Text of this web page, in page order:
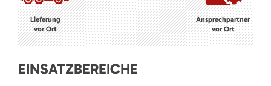
Lieferung
vor Ort
Ansprechpartner
vor Ort
EINSATZBEREICHE